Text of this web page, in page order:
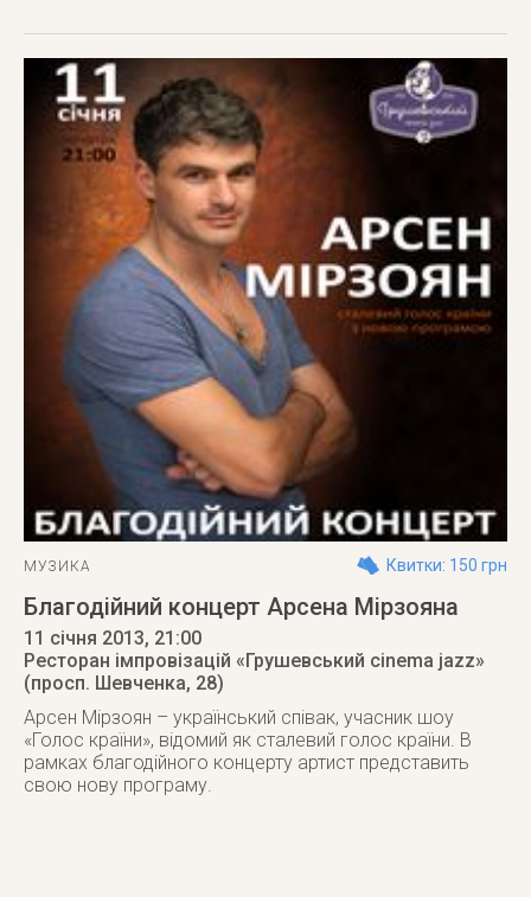
МУЗИКА Квитки: 150 грн
Благодійний концерт Арсена Мірзояна
11 січня 2013, 21:00
Ресторан імпровізацій «Грушевський cinema jazz»
(просп. Шевченка, 28)
Арсен Мірзоян – український співак, учасник шоу
«Голос країни», відомий як сталевий голос країни. В
рамках благодійного концерту артист представить
свою нову програму.